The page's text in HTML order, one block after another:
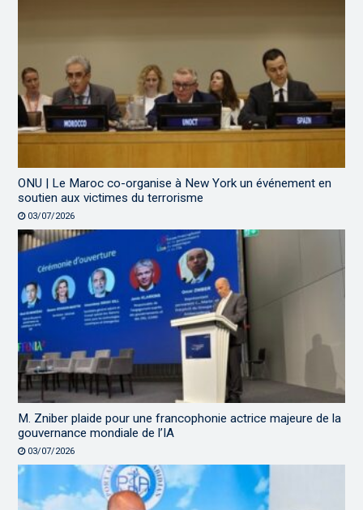
ONU | Le Maroc co-organise à New York un événement en
soutien aux victimes du terrorisme
03/07/2026
M. Zniber plaide pour une francophonie actrice majeure de la
gouvernance mondiale de l’IA
03/07/2026